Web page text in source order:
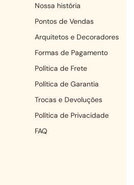
Nossa história
Pontos de Vendas
Arquitetos e Decoradores
Formas de Pagamento
Política de Frete
Política de Garantia
Trocas e Devoluções
Política de Privacidade
FAQ